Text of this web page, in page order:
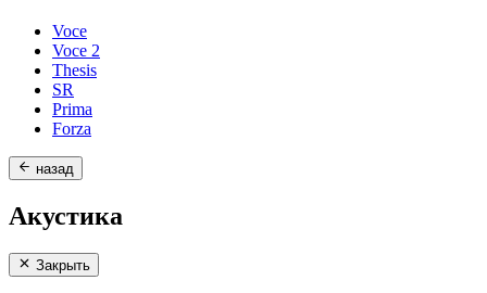
Voce
Voce 2
Thesis
SR
Prima
Forza
назад
Акустика
Закрыть